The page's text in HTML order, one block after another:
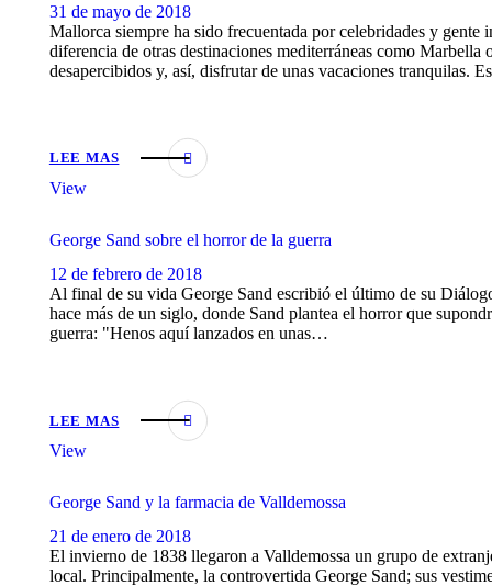
31 de mayo de 2018
Mallorca siempre ha sido frecuentada por celebridades y gente
diferencia de otras destinaciones mediterráneas como
desapercibidos y, así, disfrutar de unas vacaciones tranquilas.
LEE MAS
View
George Sand sobre el horror de la guerra
12 de febrero de 2018
Al final de su vida George Sand escribió el último de su
hace más de un siglo, donde Sand plantea el horror que
guerra: "Henos aquí lanzados en unas…
LEE MAS
View
George Sand y la farmacia de Valldemossa
21 de enero de 2018
El invierno de 1838 llegaron a Valldemossa un grupo de
local. Principalmente, la controvertida George Sand; sus